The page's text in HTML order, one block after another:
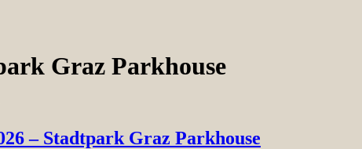
Graz Parkhouse
– Stadtpark Graz Parkhouse